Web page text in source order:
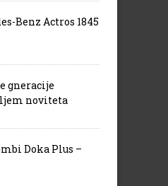
Benz Actros 1845
gneracije
noviteta
Doka Plus –